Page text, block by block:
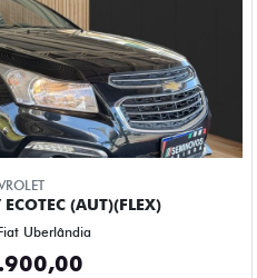
(AUT)(FLEX)
Uberlândia